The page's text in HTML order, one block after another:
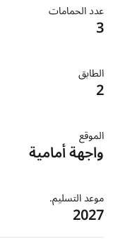
عدد الحمامات
3
الطابق
2
الموقع
واجهة أمامية
موعد التسليم.
2027